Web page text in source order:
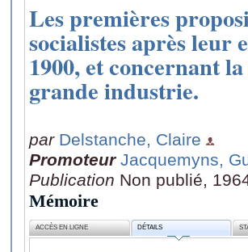
Les premières
socialistes après leur
1900, et concernant
grande industrie.
par Delstanche, Claire
Promoteur Jacquemyns,
Publication Non publié,
Mémoire
ACCÈS EN LIGNE DÉTAILS